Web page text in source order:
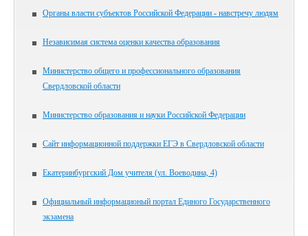
Органы власти субъектов Российской Федерации - навстречу людям
Независимая система оценки качества образования
Министерство общего и профессионального образования
Свердловской области
Министерство образования и науки Российской Федерации
Сайт информационной поддержки ЕГЭ в Свердловской области
Екатеринбургский Дом учителя (ул. Воеводина, 4)
Официальный информационый портал Единого Государственного
экзамена